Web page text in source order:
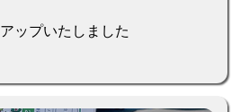
ップいたしました